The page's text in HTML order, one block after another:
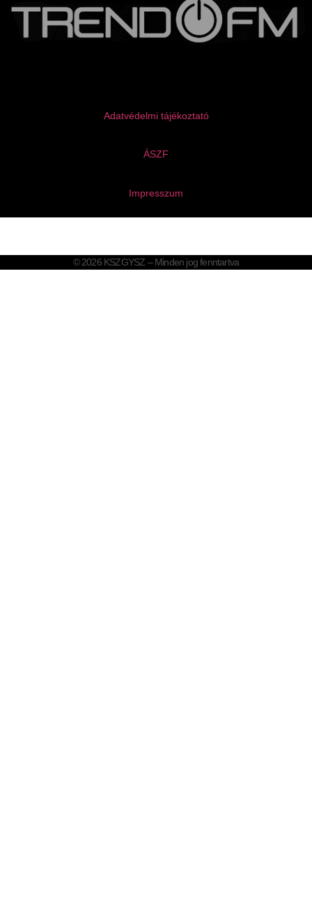
Adatvédelmi tájékoztató
ÁSZF
Impresszum
© 2026 KSZGYSZ – Minden jog fenntartva